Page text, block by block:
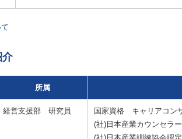
介
所属
経営支援部 研究員
国家資格 キャリアコン
(社)日本産業カウンセラ